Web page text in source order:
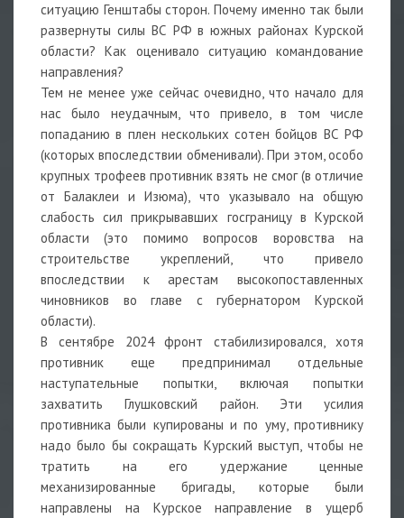
ситуацию Генштабы сторон. Почему именно так были
развернуты силы ВС РФ в южных районах Курской
области? Как оценивало ситуацию командование
направления?
Тем не менее уже сейчас очевидно, что начало для
нас было неудачным, что привело, в том числе
попаданию в плен нескольких сотен бойцов ВС РФ
(которых впоследствии обменивали). При этом, особо
крупных трофеев противник взять не смог (в отличие
от Балаклеи и Изюма), что указывало на общую
слабость сил прикрывавших госграницу в Курской
области (это помимо вопросов воровства на
строительстве укреплений, что привело
впоследствии к арестам высокопоставленных
чиновников во главе с губернатором Курской
области).
В сентябре 2024 фронт стабилизировался, хотя
противник еще предпринимал отдельные
наступательные попытки, включая попытки
захватить Глушковский район. Эти усилия
противника были купированы и по уму, противнику
надо было бы сокращать Курский выступ, чтобы не
тратить на его удержание ценные
механизированные бригады, которые были
направлены на Курское направление в ущерб